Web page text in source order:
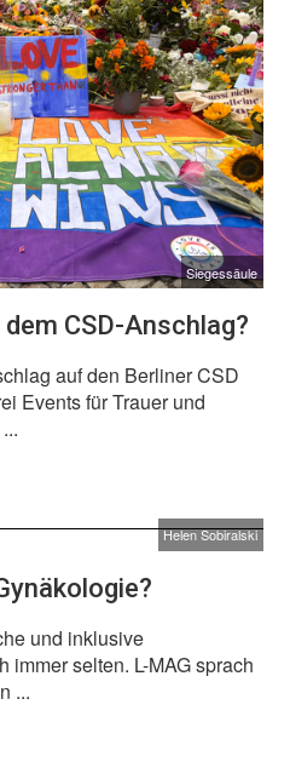
Siegessäule
CSD-Anschlag?
auf den Berliner CSD
Events für Trauer und
Helen Sobiralski
und inklusive
immer selten. L-MAG sprach
...